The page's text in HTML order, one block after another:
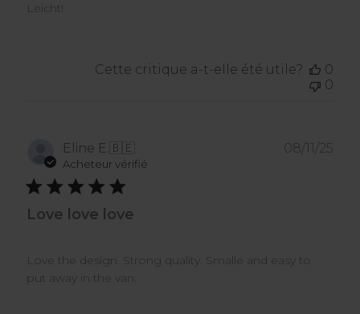
Leicht!
Cette critique a-t-elle été utile?
0
0
Eline E.🇧🇪
Acheteur vérifié
Love love love
Love the design. Strong quality. Smalle and easy to
put away in the van.
08/11/25